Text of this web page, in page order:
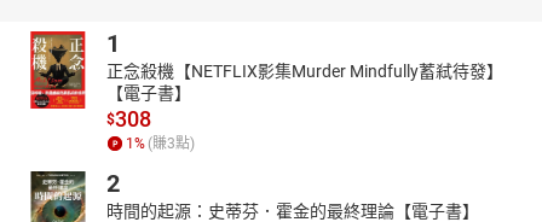
‧彙整最實用的各類情境會話，學習日語之外，亦可了解文化
差異，以及外國人要融入日本生活的必知事項
‧隨時都會用到的生活日語會話，從簡單到困難，逐步掌握對
事會用到的日語會話，完全收錄！讓初到日本生活的你可以如魚得
水，解決無法用日語溝通的困境！
1
正念殺機【NETFLIX影集Murder Mindfully蓄弒待發】
【電子書】
$308
1 % (賺3點)
2
時間的起源：史蒂芬．霍金的最終理論【電子書】